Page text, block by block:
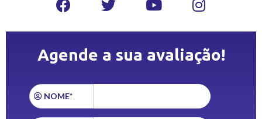
Agende a sua avaliação!
NOME*